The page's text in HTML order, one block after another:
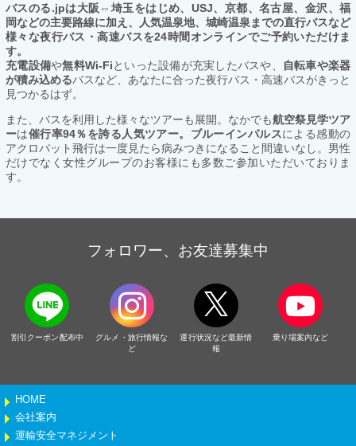
バスのる.jpは大阪⇔埼玉をはじめ、USJ、京都、名古屋、金沢、福
岡などの主要路線に加え、人気温泉地、城崎温泉までの直行バスなど
様々な夜行バス・高速バスを24時間オンラインでご予約いただけま
す。
充電設備や無料Wi-Fiといった設備が充実したバスや、
自転車や楽器
が積み込めるバスなど、あなたに合った夜行バス・高速バスがきっと
見つかるはず。
また、バスを利用した様々なツアーも展開。なかでも航空祭見学ツア
ーは催行率94％を誇る人気ツアー。ブルーインパルスによる感動の
アクロバット飛行は一度見たら病みつきになること間違いなし。男性
だけでなく女性グループのお客様にも多数ご参加いただいておりま
す。
フォロワー、お友達募集中
割引クーポン配布中
グルメ・旅行情報な
ど
運行状況など最新情
報
乗り場案内など
HOME
会社案内
運輸安全マネジメント